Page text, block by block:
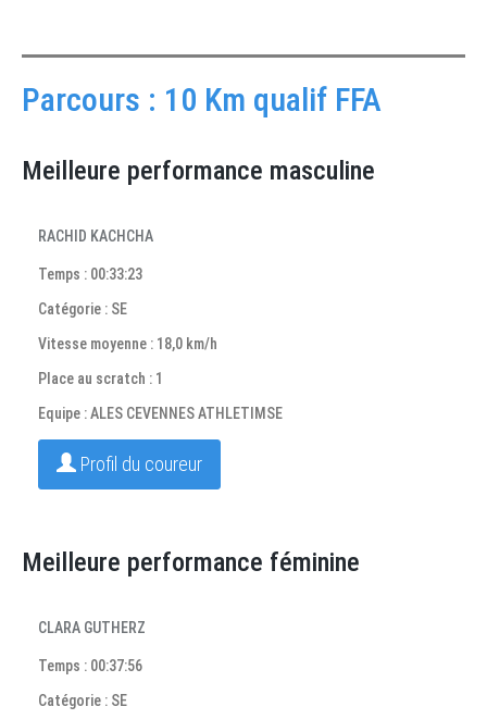
Parcours : 10 Km qualif FFA
Meilleure performance masculine
RACHID KACHCHA
Temps : 00:33:23
Catégorie : SE
Vitesse moyenne : 18,0 km/h
Place au scratch : 1
Equipe : ALES CEVENNES ATHLETIMSE
Profil du coureur
Meilleure performance féminine
CLARA GUTHERZ
Temps : 00:37:56
Catégorie : SE